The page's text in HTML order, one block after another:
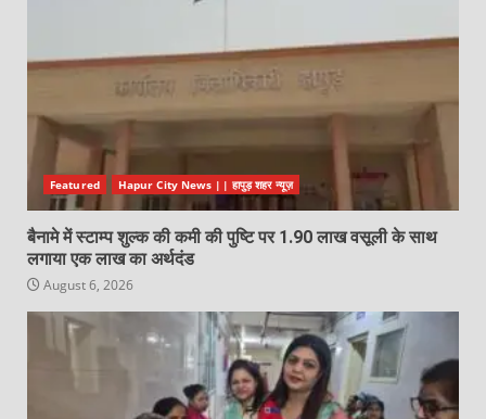
Featured Hapur City News || हापुड़ शहर न्यूज़
बैनामे में स्टाम्प शुल्क की कमी की पुष्टि पर 1.90 लाख वसूली के साथ
लगाया एक लाख का अर्थदंड
August 6, 2026